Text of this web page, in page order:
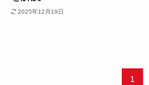
2025年12月19日
1